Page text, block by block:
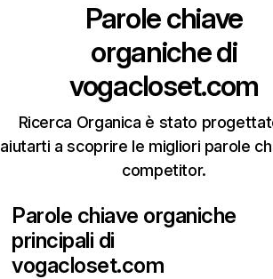
Parole chiave
organiche di
vogacloset.com
Ricerca Organica è stato
aiutarti a scoprire le migliori parole
competitor.
Parole chiave organiche
principali di
vogacloset.com